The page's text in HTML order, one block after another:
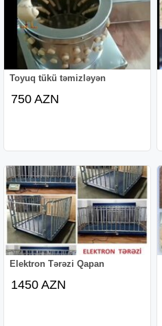
Toyuq tükü təmizləyən
750 AZN
Elektron Tərəzi Qapan
1450 AZN